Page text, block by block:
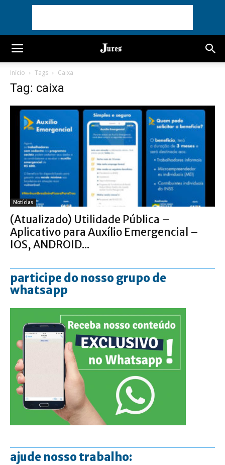
Início Tags Caixa
Tag: caixa
Notícias
(Atualizado) Utilidade Pública –
Aplicativo para Auxílio Emergencial –
IOS, ANDROID...
participe do nosso grupo de
whatsapp
ajude nosso trabalho: